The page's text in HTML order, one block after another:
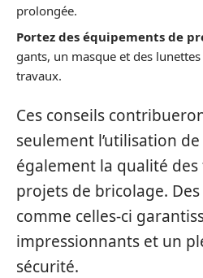
prolongée.
Portez des équipements de
gants, un masque et des
travaux.
Ces conseils
seulement l’utilisation de
également la qualité
projets de bricolage.
comme celles-ci
impressionnants et un
sécurité.